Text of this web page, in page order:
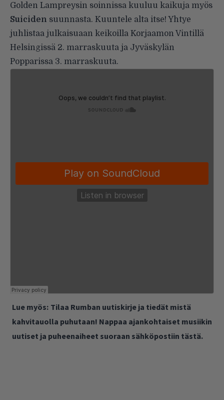
Golden Lampreysin soinnissa kuuluu kaikuja myös
Suiciden suunnasta. Kuuntele alta itse! Yhtye
juhlistaa julkaisuaan keikoilla Korjaamon Vintillä
Helsingissä 2. marraskuuta ja Jyväskylän
Popparissa 3. marraskuuta.
Lue myös: Tilaa Rumban uutiskirje ja tiedät mistä
kahvitauolla puhutaan! Nappaa ajankohtaiset musiikin
uutiset ja puheenaiheet suoraan sähköpostiin tästä.